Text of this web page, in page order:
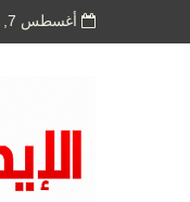
أغسطس 7, 2026